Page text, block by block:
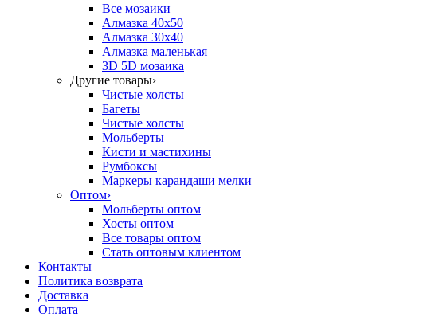
Все мозаики
Алмазка 40х50
Алмазка 30х40
Алмазка маленькая
3D 5D мозаика
Другие товары›
Чистые холсты
Багеты
Чистые холсты
Мольберты
Кисти и мастихины
Румбоксы
Маркеры карандаши мелки
Оптом›
Мольберты оптом
Хосты оптом
Все товары оптом
Стать оптовым клиентом
Контакты
Политика возврата
Доставка
Оплата